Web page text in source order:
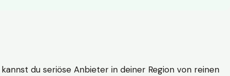
du seriöse Anbieter in deiner Region von reinen